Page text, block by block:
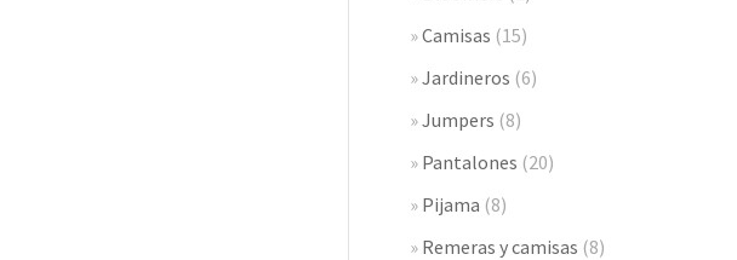
Camisas (15)
Jardineros (6)
Jumpers (8)
Pantalones (20)
Pijama (8)
Remeras y camisas (8)